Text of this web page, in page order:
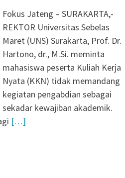
Fokus Jateng – SURAKARTA,-
REKTOR Universitas Sebelas
Maret (UNS) Surakarta, Prof. Dr.
Hartono, dr., M.Si. meminta
mahasiswa peserta Kuliah Kerja
Nyata (KKN) tidak memandang
kegiatan pengabdian sebagai
sekadar kewajiban akademik.
[…]